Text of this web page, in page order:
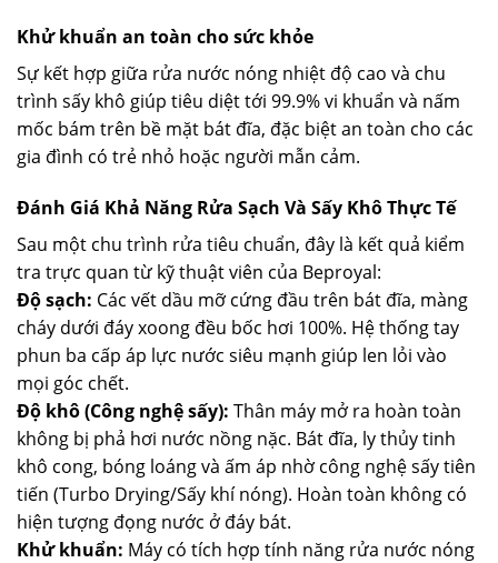
Khử khuẩn an toàn cho sức khỏe
Sự kết hợp giữa rửa nước nóng nhiệt độ cao và chu
trình sấy khô giúp tiêu diệt tới 99.9% vi khuẩn và nấm
mốc bám trên bề mặt bát đĩa, đặc biệt an toàn cho các
gia đình có trẻ nhỏ hoặc người mẫn cảm.
Đánh Giá Khả Năng Rửa Sạch Và Sấy Khô Thực Tế
Sau một chu trình rửa tiêu chuẩn, đây là kết quả kiểm
tra trực quan từ kỹ thuật viên của Beproyal:
Độ sạch: Các vết dầu mỡ cứng đầu trên bát đĩa, màng
cháy dưới đáy xoong đều bốc hơi 100%. Hệ thống tay
phun ba cấp áp lực nước siêu mạnh giúp len lỏi vào
mọi góc chết.
Độ khô (Công nghệ sấy): Thân máy mở ra hoàn toàn
không bị phả hơi nước nồng nặc. Bát đĩa, ly thủy tinh
khô cong, bóng loáng và ấm áp nhờ công nghệ sấy tiên
tiến (Turbo Drying/Sấy khí nóng). Hoàn toàn không có
hiện tượng đọng nước ở đáy bát.
Khử khuẩn: Máy có tích hợp tính năng rửa nước nóng